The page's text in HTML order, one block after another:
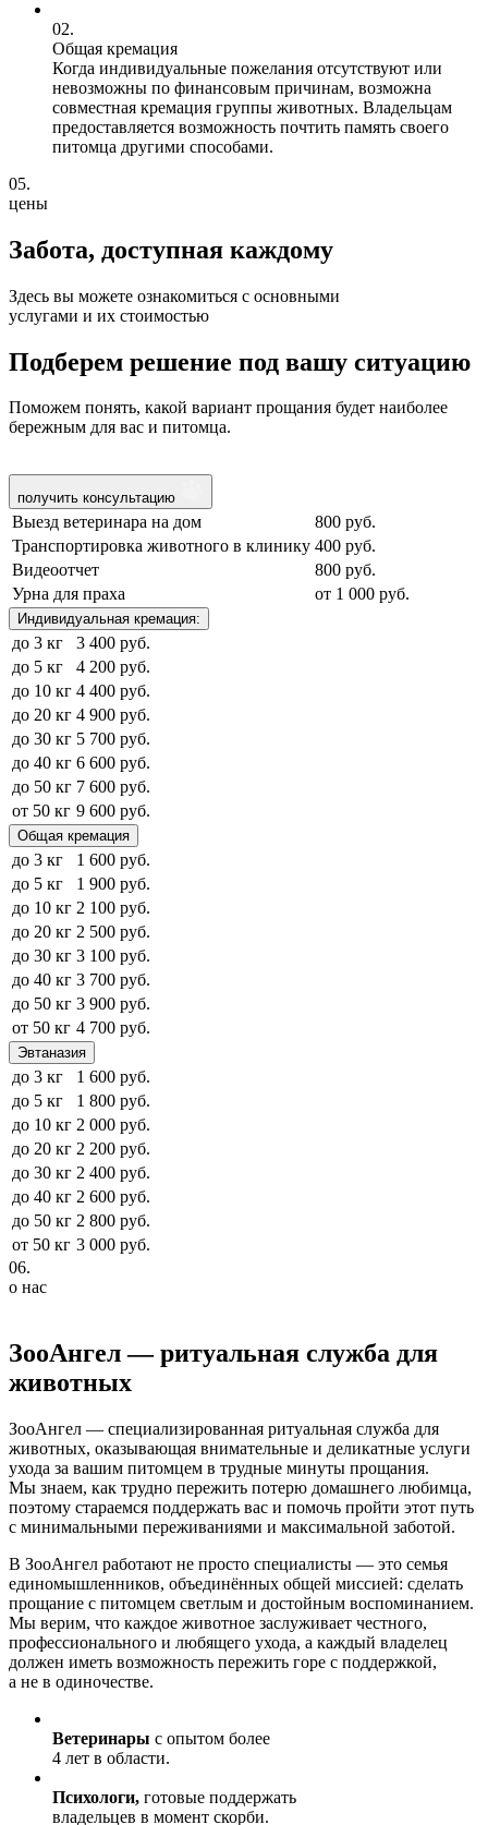
02.
Общая кремация
Когда индивидуальные пожелания отсутствуют или
невозможны по финансовым причинам, возможна
совместная кремация группы животных. Владельцам
предоставляется возможность почтить память своего
питомца другими способами.
05.
цены
Забота, доступная каждому
Здесь вы можете ознакомиться с основными
услугами и их стоимостью
Подберем решение под вашу ситуацию
Поможем понять, какой вариант прощания будет наиболее
бережным для вас и питомца.
получить консультацию
Выезд ветеринара на дом
800 руб.
Транспортировка животного в клинику 400 руб.
Видеоотчет
800 руб.
Урна для праха
от 1 000 руб.
Индивидуальная кремация:
до 3 кг
3 400 руб.
до 5 кг
4 200 руб.
до 10 кг 4 400 руб.
до 20 кг 4 900 руб.
до 30 кг 5 700 руб.
до 40 кг 6 600 руб.
до 50 кг 7 600 руб.
от 50 кг 9 600 руб.
Общая кремация
до 3 кг
1 600 руб.
до 5 кг
1 900 руб.
до 10 кг 2 100 руб.
до 20 кг 2 500 руб.
до 30 кг 3 100 руб.
до 40 кг 3 700 руб.
до 50 кг 3 900 руб.
от 50 кг 4 700 руб.
Эвтаназия
до 3 кг
1 600 руб.
до 5 кг
1 800 руб.
до 10 кг 2 000 руб.
до 20 кг 2 200 руб.
до 30 кг 2 400 руб.
до 40 кг 2 600 руб.
до 50 кг 2 800 руб.
от 50 кг 3 000 руб.
06.
о нас
ЗооАнгел— ритуальная служба для
животных
ЗооАнгел — специализированная ритуальная служба для
животных, оказывающая внимательные и деликатные услуги
ухода за вашим питомцем в трудные минуты прощания.
Мы знаем, как трудно пережить потерю домашнего любимца,
поэтому стараемся поддержать вас и помочь пройти этот путь
с минимальными переживаниями и максимальной заботой.
В ЗооАнгел работают не просто специалисты — это семья
единомышленников, объединённых общей миссией: сделать
прощание с питомцем светлым и достойным воспоминанием.
Мы верим, что каждое животное заслуживает честного,
профессионального и любящего ухода, а каждый владелец
должен иметь возможность пережить горе с поддержкой,
а не в одиночестве.
Ветеринары с опытом более
4 лет в области.
Психологи, готовые поддержать
владельцев в момент скорби.